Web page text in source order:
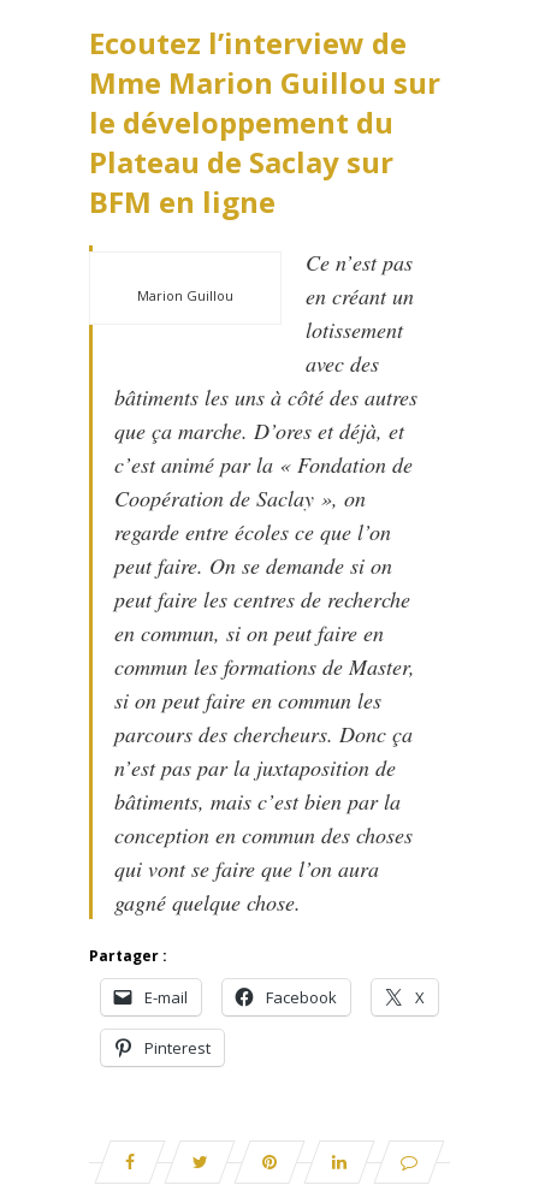
Ecoutez l’interview de
Mme Marion Guillou sur
le développement du
Plateau de Saclay sur
BFM en ligne
Marion Guillou
Ce n’est pas
en créant un
lotissement
avec des
bâtiments les uns à côté des autres
que ça marche. D’ores et déjà, et
c’est animé par la « Fondation de
Coopération de Saclay », on
regarde entre écoles ce que l’on
peut faire. On se demande si on
peut faire les centres de recherche
en commun, si on peut faire en
commun les formations de Master,
si on peut faire en commun les
parcours des chercheurs. Donc ça
n’est pas par la juxtaposition de
bâtiments, mais c’est bien par la
conception en commun des choses
qui vont se faire que l’on aura
gagné quelque chose.
Partager :
E-mail Facebook X
Pinterest